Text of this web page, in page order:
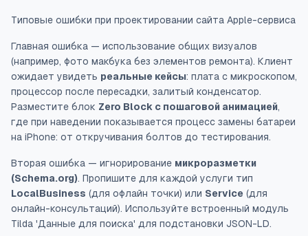
Типовые ошибки при проектировании сайта Apple-сервиса
Главная ошибка — использование общих визуалов
(например, фото макбука без элементов ремонта). Клиент
ожидает увидеть реальные кейсы: плата с микроскопом,
процессор после пересадки, залитый конденсатор.
Разместите блок Zero Block с пошаговой анимацией,
где при наведении показывается процесс замены батареи
на iPhone: от откручивания болтов до тестирования.
Вторая ошибка — игнорирование микроразметки
(Schema.org). Пропишите для каждой услуги тип
LocalBusiness (для офлайн точки) или Service (для
онлайн-консультаций). Используйте встроенный модуль
Tilda 'Данные для поиска' для подстановки JSON-LD.